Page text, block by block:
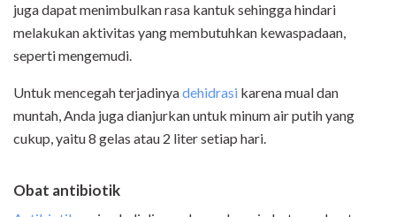
juga dapat menimbulkan rasa kantuk sehingga hindari
melakukan aktivitas yang membutuhkan kewaspadaan,
seperti mengemudi.
Untuk mencegah terjadinyadehidrasi karena mual dan
muntah, Anda juga dianjurkan untuk minum air putih yang
cukup, yaitu 8 gelas atau 2 liter setiap hari.
Obat antibiotik